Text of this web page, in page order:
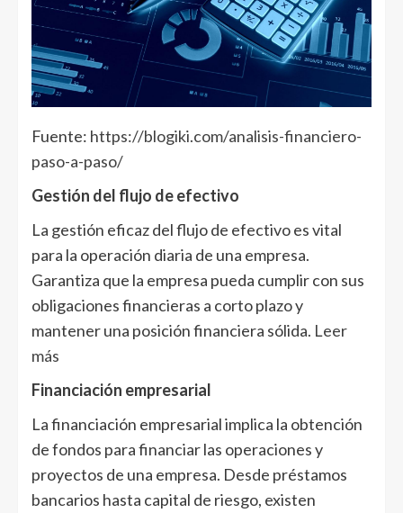
Fuente: https://blogiki.com/analisis-financiero-
paso-a-paso/
Gestión del flujo de efectivo
La gestión eficaz del flujo de efectivo es vital
para la operación diaria de una empresa.
Garantiza que la empresa pueda cumplir con sus
obligaciones financieras a corto plazo y
mantener una posición financiera sólida. Leer
más
Financiación empresarial
La financiación empresarial implica la obtención
de fondos para financiar las operaciones y
proyectos de una empresa. Desde préstamos
bancarios hasta capital de riesgo, existen